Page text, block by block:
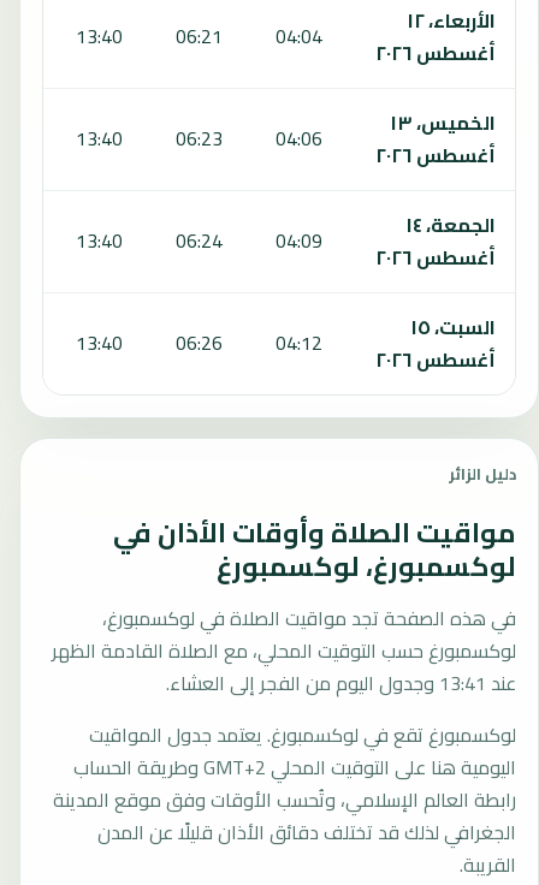
الأربعاء، ١٢
أغسطس ٢٠٢٦
04:04
06:21
13:40
الخميس، ١٣
أغسطس ٢٠٢٦
04:06
06:23
13:40
الجمعة، ١٤
أغسطس ٢٠٢٦
04:09
06:24
13:40
السبت، ١٥
أغسطس ٢٠٢٦
04:12
06:26
13:40
دليل الزائر
مواقيت الصلاة وأوقات الأذان في
لوكسمبورغ، لوكسمبورغ
في هذه الصفحة تجد مواقيت الصلاة في لوكسمبورغ،
لوكسمبورغ حسب التوقيت المحلي، مع الصلاة القادمة الظهر
عند 13:41 وجدول اليوم من الفجر إلى العشاء.
لوكسمبورغ تقع في لوكسمبورغ. يعتمد جدول المواقيت
اليومية هنا على التوقيت المحلي GMT+2 وطريقة الحساب
رابطة العالم الإسلامي، وتُحسب الأوقات وفق موقع المدينة
الجغرافي لذلك قد تختلف دقائق الأذان قليلًا عن المدن
القريبة.